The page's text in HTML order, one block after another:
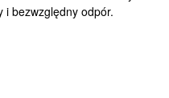
i bezwzględny odpór.